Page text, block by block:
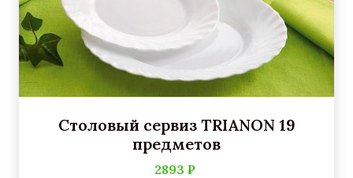
Столовый сервиз TRIANON 19
предметов
2893 ₽